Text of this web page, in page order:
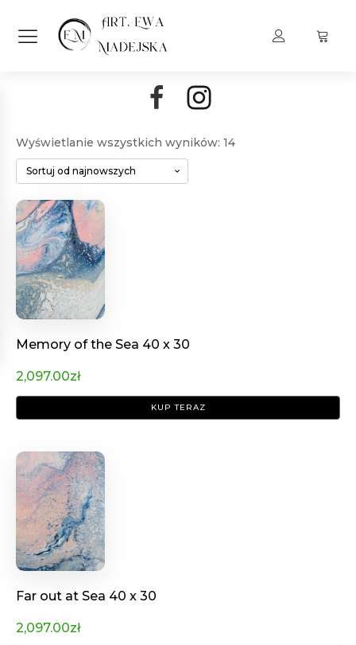
Wyświetlanie wszystkich wyników: 14Posortowane
Memory of the Sea 40 x 30
2,097.00zł
KUP TERAZ
Far out at Sea 40 x 30
2,097.00zł